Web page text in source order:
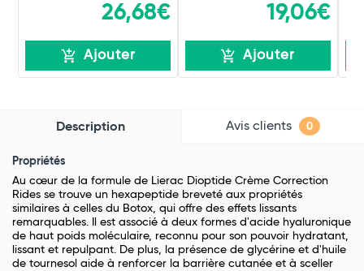
26,68€
Ajouter
19,06€
Ajouter
Description Avis clients 0
Propriétés
Au cœur de la formule de Lierac Dioptide Crème Correction
Rides se trouve un hexapeptide breveté aux propriétés
similaires à celles du Botox, qui offre des effets lissants
remarquables. Il est associé à deux formes d'acide hyaluronique
de haut poids moléculaire, reconnu pour son pouvoir hydratant,
lissant et repulpant. De plus, la présence de glycérine et d'huile
de tournesol aide à renforcer la barrière cutanée et à sceller